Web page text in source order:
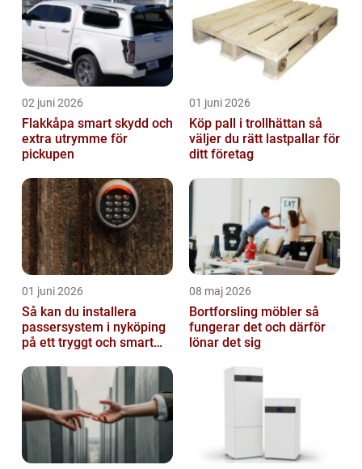
02 juni 2026
Flakkåpa smart skydd och
extra utrymme för
pickupen
01 juni 2026
Köp pall i trollhättan så
väljer du rätt lastpallar för
ditt företag
01 juni 2026
Så kan du installera
passersystem i nyköping
på ett tryggt och smart
08 maj 2026
Bortforsling möbler så
fungerar det och därför
lönar det sig